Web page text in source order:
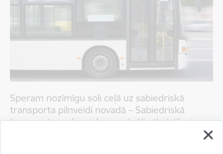
Speram nozīmīgu soli ceļā uz sabiedriskā
transporta pilnveidi novadā – Sabiedriskā
transporta padome konceptuāli atbalstījusi